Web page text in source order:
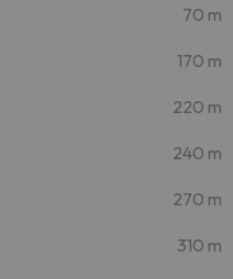
70 m
170 m
220 m
240 m
270 m
310 m